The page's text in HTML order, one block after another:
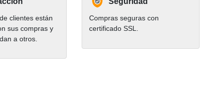
clientes están
sus compras y
a otros.
Compras seguras con
certificado SSL.